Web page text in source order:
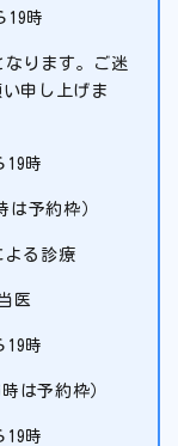
19時
ります。ご迷
申し上げま
19時
予約枠）
よる診療
医
19時
は予約枠）
19時